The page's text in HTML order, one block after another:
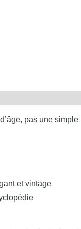
pas une
et vintage